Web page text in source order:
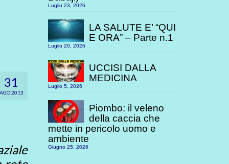
31
AGO 2013
Luglio 23, 2026
LA SALUTE E’ “QUI
E ORA” – Parte n.1
Luglio 20, 2026
UCCISI DALLA
MEDICINA
Luglio 5, 2026
Piombo: il veleno
della caccia che
mette in pericolo uomo e
ambiente
Giugno 25, 2026